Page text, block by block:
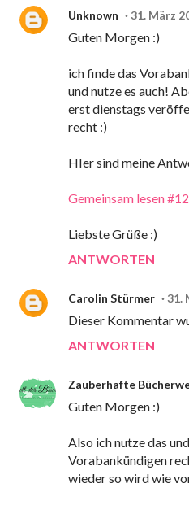
Unknown 31. März
Guten Morgen :)
ich finde das
und nutze es auch!
erst dienstags
recht :)
HIer sind meine
Gemeinsam lesen
Liebste Grüße :)
ANTWORTEN
Carolin Stürmer 31.
Dieser Kommentar
ANTWORTEN
Zauberhafte
Guten Morgen :)
Also ich nutze das
Vorabankündigen
wieder so wird wie